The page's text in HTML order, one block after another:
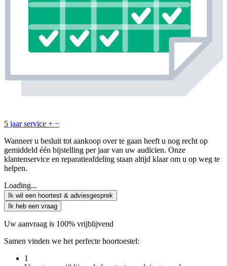
5 jaar service + −
Wanneer u besluit tot aankoop over te gaan heeft u nog recht op
gemiddeld één bijstelling per jaar van uw audicien. Onze
klantenservice en reparatieafdeling staan altijd klaar om u op weg te
helpen.
Loading...
Ik wil een hoortest & adviesgesprek
Ik heb een vraag
Uw aanvraag is 100% vrijblijvend
Samen vinden we het perfecte hoortoestel:
1